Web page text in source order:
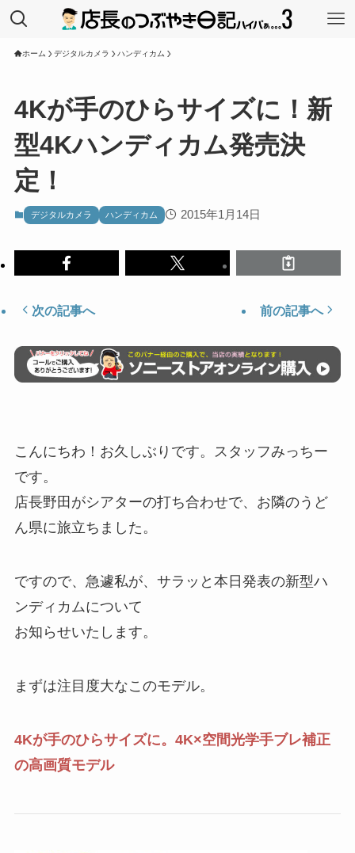
ホーム デジタルカメラ ハンディカム
4Kが手のひらサイズに！新
型4Kハンディカム発売決
定！
デジタルカメラ ハンディカム 2015年1月14日
次の記事へ 前の記事へ
こんにちわ！お久しぶりです。スタッフみっちー
です。
店長野田がシアターの打ち合わせで、お隣のうど
ん県に旅立ちました。
ですので、急遽私が、サラッと本日発表の新型ハ
ンディカムについて
お知らせいたします。
まずは注目度大なこのモデル。
4Kが手のひらサイズに。 4K×空間光学手ブレ補正
の高画質モデル